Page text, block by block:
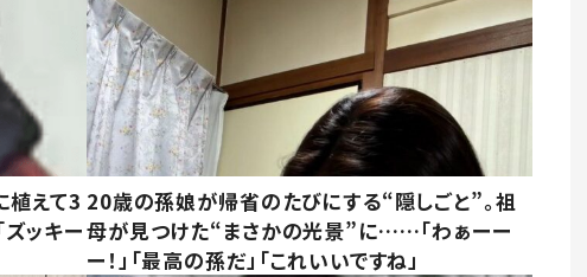
植えて3
ッキー
20歳の孫娘が帰省のたびにする“隠しごと”。祖
母が見つけた“まさかの光景”に……「わぁーー
ー！」「最高の孫だ」「これいいですね」